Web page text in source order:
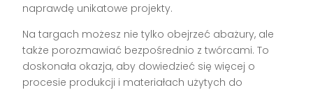
naprawdę unikatowe projekty.
Na targach możesz nie tylko obejrzeć abażury, ale
także porozmawiać bezpośrednio z twórcami. To
doskonała okazja, aby dowiedzieć się więcej o
procesie produkcji i materiałach użytych do